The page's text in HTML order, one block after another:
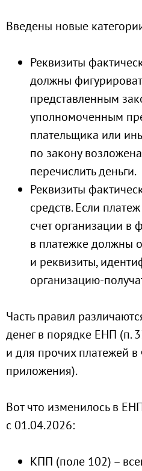
Введены новые
Реквизиты
должны
представленным
уполномоченным
плательщика или
по закону
перечислить деньги.
Реквизиты
средств. Если
счет организации в
в платежке должны
и реквизиты,
организацию-
Часть правил
денег в порядке ЕНП (п.
и для прочих платежей
приложения).
Вот что изменилось в
с 01.04.2026:
КПП (поле 102) –